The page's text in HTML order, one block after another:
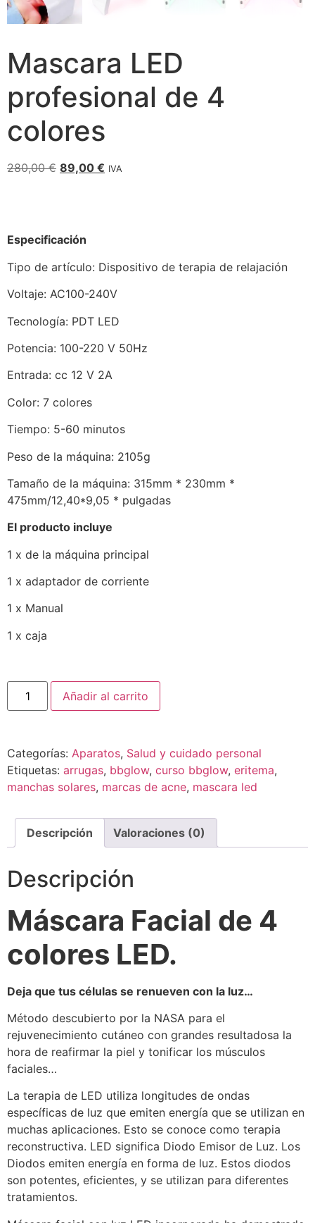
Mascara LED
profesional de 4
colores
280,00€ 89,00 € IVA
Especificación
Tipo de artículo: Dispositivo de terapia de relajación
Voltaje: AC100-240V
Tecnología: PDT LED
Potencia: 100-220 V 50Hz
Entrada: cc 12 V 2A
Color: 7 colores
Tiempo: 5-60 minutos
Peso de la máquina: 2105g
Tamaño de la máquina: 315mm * 230mm *
475mm/12,40*9,05 * pulgadas
El producto incluye
1 x de la máquina principal
1 x adaptador de corriente
1 x Manual
1 x caja
Añadir al carrito
Categorías: Aparatos, Salud y cuidado personal
Etiquetas: arrugas, bbglow, curso bbglow, eritema,
manchas solares, marcas de acne, mascara led
Descripción Valoraciones (0)
Descripción
Máscara Facial de 4
colores LED.
Deja que tus células se renueven con la luz…
Método descubierto por la NASA para el
rejuvenecimiento cutáneo con grandes resultadosa la
hora de reafirmar la piel y tonificar los músculos
faciales…
La terapia de LED utiliza longitudes de ondas
específicas de luz que emiten energía que se utilizan en
muchas aplicaciones. Esto se conoce como terapia
reconstructiva. LED significa Diodo Emisor de Luz. Los
Diodos emiten energía en forma de luz. Estos diodos
son potentes, eficientes, y se utilizan para diferentes
tratamientos.